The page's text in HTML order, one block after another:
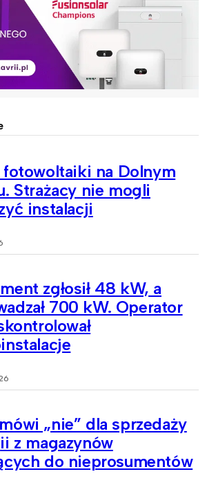
fotowoltaiki na Dolnym
Strażacy nie mogli
instalacji
zgłosił 48 kW, a
700 kW. Operator
„nie” dla sprzedaży
z magazynów
do nieprosumentów